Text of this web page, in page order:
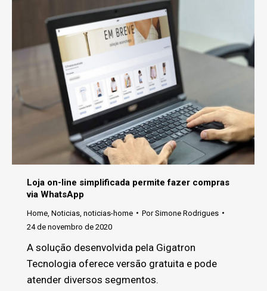
Loja on-line simplificada permite fazer compras
via WhatsApp
Home Noticias noticias-home PorSimone Rodrigues
24 de novembro de 2020
A solução desenvolvida pela Gigatron
Tecnologia oferece versão gratuita e pode
atender diversos segmentos.